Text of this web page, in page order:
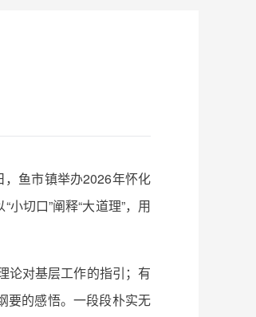
鱼市镇举办2026年怀化
切口”阐释“大道理”，用
论对基层工作的指引；有
要的感悟。一段段朴实无